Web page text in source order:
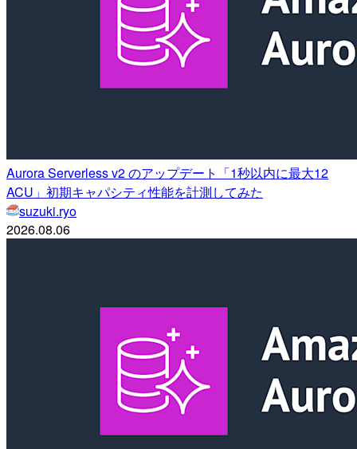
Aurora Serverless v2 のアップデート「1秒以内に最大12
ACU」初期キャパシティ性能を計測してみた
suzuki.ryo
2026.08.06